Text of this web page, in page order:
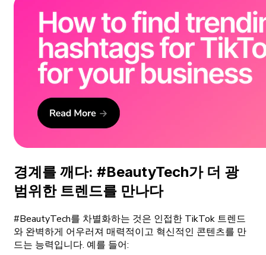
경계를 깨다: #BeautyTech가 더 광
범위한 트렌드를 만나다
#BeautyTech를 차별화하는 것은 인접한 TikTok 트렌드
와 완벽하게 어우러져 매력적이고 혁신적인 콘텐츠를 만
드는 능력입니다. 예를 들어: